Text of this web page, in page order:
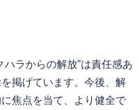
ラからの解放”は責任感あ
掲げています。今後、解
焦点を当て、より健全で